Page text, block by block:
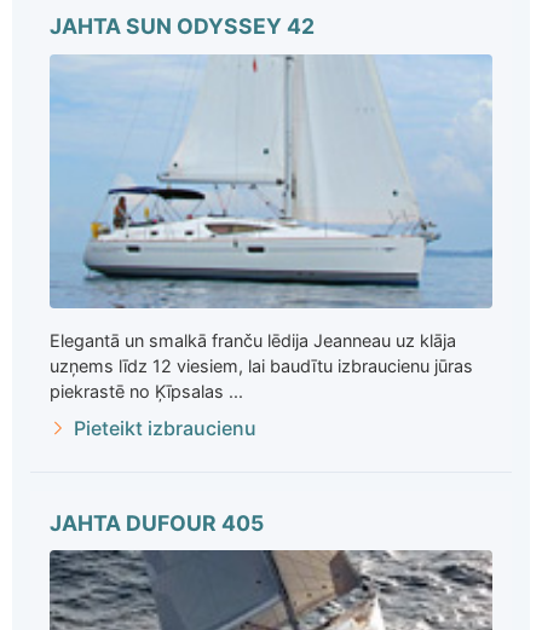
JAHTA SUN ODYSSEY 42
Elegantā un smalkā franču lēdija Jeanneau uz klāja
uzņems līdz 12 viesiem, lai baudītu izbraucienu jūras
piekrastē no Ķīpsalas ...
Pieteikt izbraucienu
JAHTA DUFOUR 405